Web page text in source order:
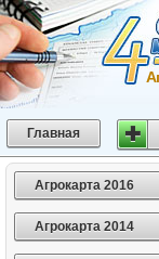
Главная
Агрокарта 2016
Агрокарта 2014